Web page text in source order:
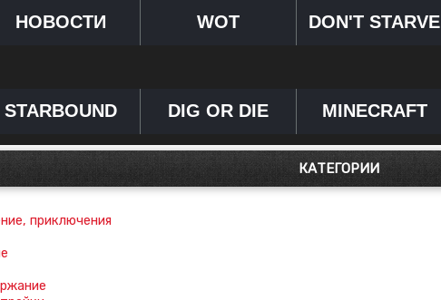
НОВОСТИ WOT DON'T STARVE
STARBOUND DIG OR DIE MINECRAFT
КАТЕГОРИИ
приключения